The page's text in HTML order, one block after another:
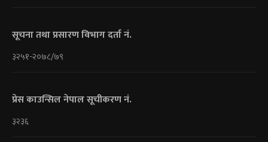
सूचना तथा प्रसारण विभाग दर्ता नं.
३२५१-२०७८/७९
प्रेस काउन्सिल नेपाल सूचीकरण नं.
३२३६